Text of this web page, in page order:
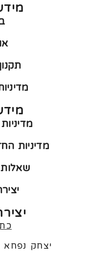
מדיניות
יצחק נפחא 36, באר שבע